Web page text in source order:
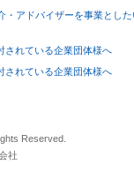
・アドバイザーを事業とし
されている企業団体様へ
されている企業団体様へ
Reserved.
社